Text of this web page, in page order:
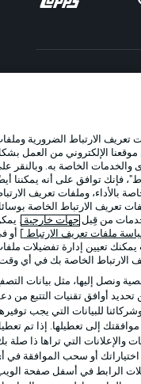
الارتباط الضرورية وملفات
الإلكتروني من العمل بشكل
الخاصة به. وبالنقر على
توافق على أنه يمكننا أيضًا
وملفات تعريف الارتباط
الارتباط الخاصة بوسائل
من قِبل جهات خارجية . يمكن
تعريف الارتباط] أو في
تعيين إدارة تفضيلات ملفات
الخاصة بك في أي وقت..
إليها، مثل بيانات التصفح
أوافق تقنيات التتبع من دعم
للبيانات التي يجب توفيرها.
إلى تعطيلها. إذا تم تعطيل
التي تراها ذا صلة بك.
أو سحب الموافقة في أي
الرابط في أسفل صفحة الويب.